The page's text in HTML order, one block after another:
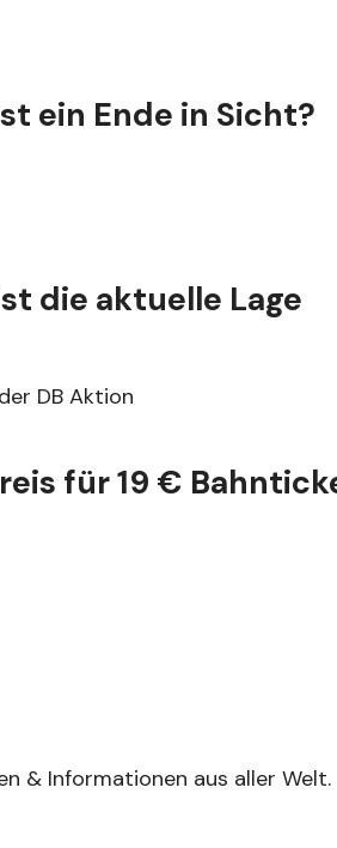
ein Ende in Sicht?
die aktuelle Lage
für 19 €
& Informationen aus aller Welt.